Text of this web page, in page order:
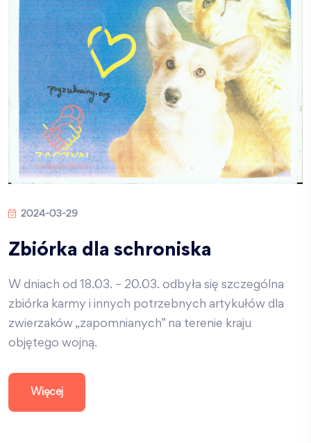
2024-03-29
Zbiórka dla schroniska
W dniach od 18.03. – 20.03. odbyła się szczególna
zbiórka karmy i innych potrzebnych artykułów dla
zwierzaków „zapomnianych” na terenie kraju
objętego wojną.
Więcej